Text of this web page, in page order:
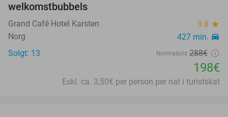
welkomstbubbels
Grand Café Hotel Karsten 9.8 star
Norg 427 min. directions_car
Solgt: 13 Normalpris 288€
198€
Eskl. ca. 3,50€ per person per nat i turistskat